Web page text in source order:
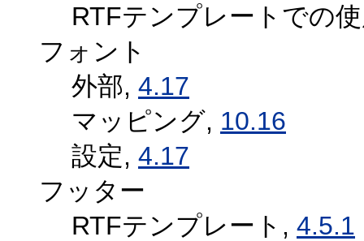
RTFテンプレートでの
フォント
外部, 4.17
マッピング, 10.16
設定, 4.17
フッター
RTFテンプレート, 4.5.1